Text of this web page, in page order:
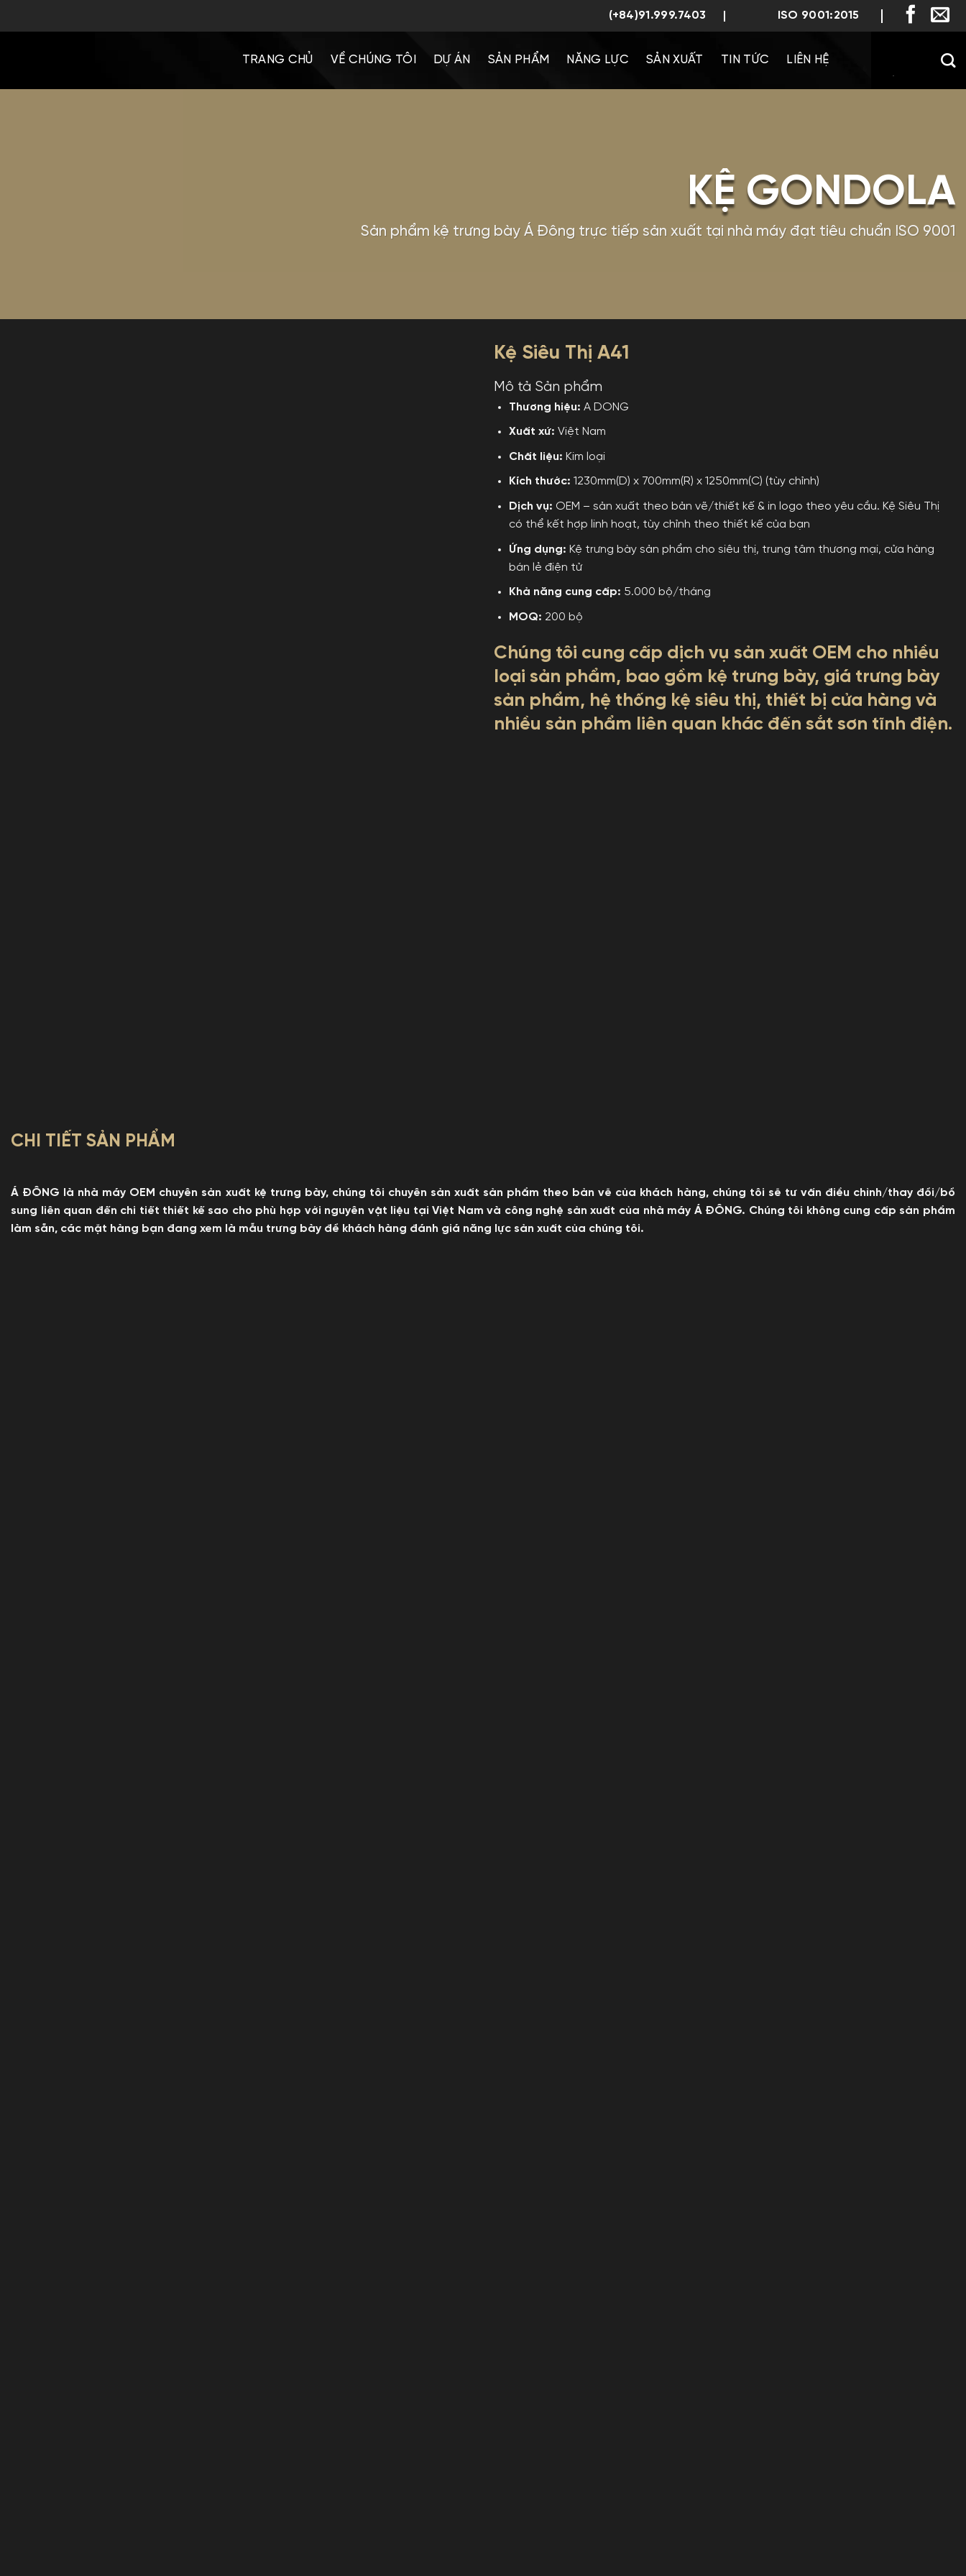
(+84)91.999.7403 ISO 9001:2015
TRANG CHỦ VỀ CHÚNG TÔI DỰ ÁN SẢN PHẨM NĂNG LỰC SẢN XUẤT TIN TỨC LIÊN HỆ
KỆ GONDOLA
Sản phẩm kệ trưng bày Á Đông trực tiếp sản xuất tại nhà máy đạt tiêu chuẩn ISO 9001
Kệ Siêu Thị A41
Mô tả Sản phẩm
Thương hiệu: A DONG
Xuất xứ: Việt Nam
Chất liệu: Kim loại
Kích thước: 1230mm(D) x 700mm(R) x 1250mm(C) (tùy chỉnh)
Dịch vụ: OEM – sản xuất theo bản vẽ/thiết kế & in logo theo yêu cầu. Kệ Siêu Thị
có thể kết hợp linh hoạt, tùy chỉnh theo thiết kế của bạn
Ứng dụng: Kệ trưng bày sản phẩm cho siêu thị, trung tâm thương mại, cửa hàng
bán lẻ điện tử
Khả năng cung cấp: 5.000 bộ/tháng
MOQ: 200 bộ
Chúng tôi cung cấp dịch vụ sản xuất OEM cho nhiều
loại sản phẩm, bao gồm kệ trưng bày, giá trưng bày
sản phẩm, hệ thống kệ siêu thị, thiết bị cửa hàng và
nhiều sản phẩm liên quan khác đến sắt sơn tĩnh điện.
CHI TIẾT SẢN PHẨM
Á ĐÔNG là nhà máy OEM chuyên sản xuất kệ trưng bày, chúng tôi chuyên sản xuất sản phẩm theo bản vẽ của khách hàng, chúng tôi sẽ tư vấn điều chỉnh/thay đổi/bổ
sung liên quan đến chi tiết thiết kế sao cho phù hợp với nguyên vật liệu tại Việt Nam và công nghệ sản xuất của nhà máy Á ĐÔNG. Chúng tôi không cung cấp sản phẩm
làm sẵn, các mặt hàng bạn đang xem là mẫu trưng bày để khách hàng đánh giá năng lực sản xuất của chúng tôi.